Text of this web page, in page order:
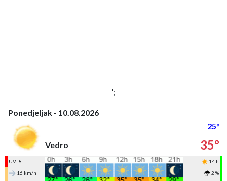
';
Ponedjeljak - 10.08.2026
25°
Vedro
35°
UV: 8
14 h
16 km/h
2 %